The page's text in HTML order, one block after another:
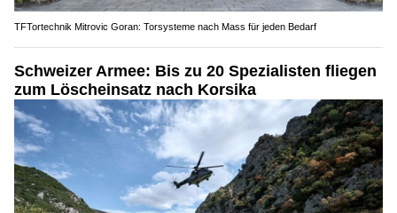
TFTortechnik Mitrovic Goran: Torsysteme nach Mass für jeden Bedarf
Schweizer Armee: Bis zu 20 Spezialisten fliegen
zum Löscheinsatz nach Korsika